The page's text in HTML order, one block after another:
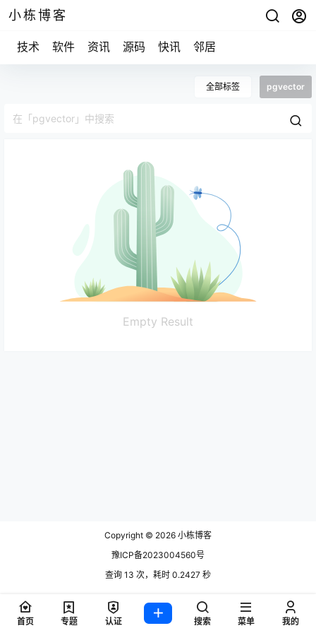
小栋博客
技术 软件 资讯 源码 快讯 邻居
全部标签 pgvector
Empty Result
Copyright © 2026 小栋博客
豫ICP备2023004560号
查询 13 次，耗时 0.2427 秒
首页 专题 认证 搜索 菜单 我的